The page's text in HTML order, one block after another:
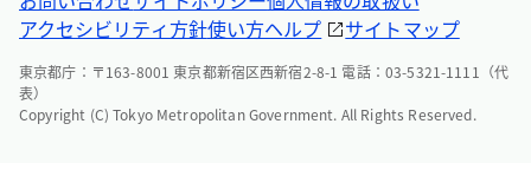
アクセシビリティ方針使い方ヘルプ サイトマップ
東京都庁：〒163-8001 東京都新宿区西新宿2-8-1 電話：03-5321-1111（代
表）
Copyright (C) Tokyo Metropolitan Government. All Rights Reserved.